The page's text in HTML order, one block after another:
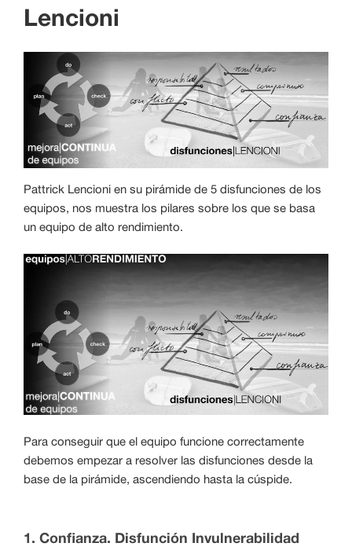
Lencioni
Pattrick Lencioni en su pirámide de 5 disfunciones de los
equipos, nos muestra los pilares sobre los que se basa
un equipo de alto rendimiento.
Para conseguir que el equipo funcione correctamente
debemos empezar a resolver las disfunciones desde la
base de la pirámide, ascendiendo hasta la cúspide.
1. Confianza. Disfunción Invulnerabilidad